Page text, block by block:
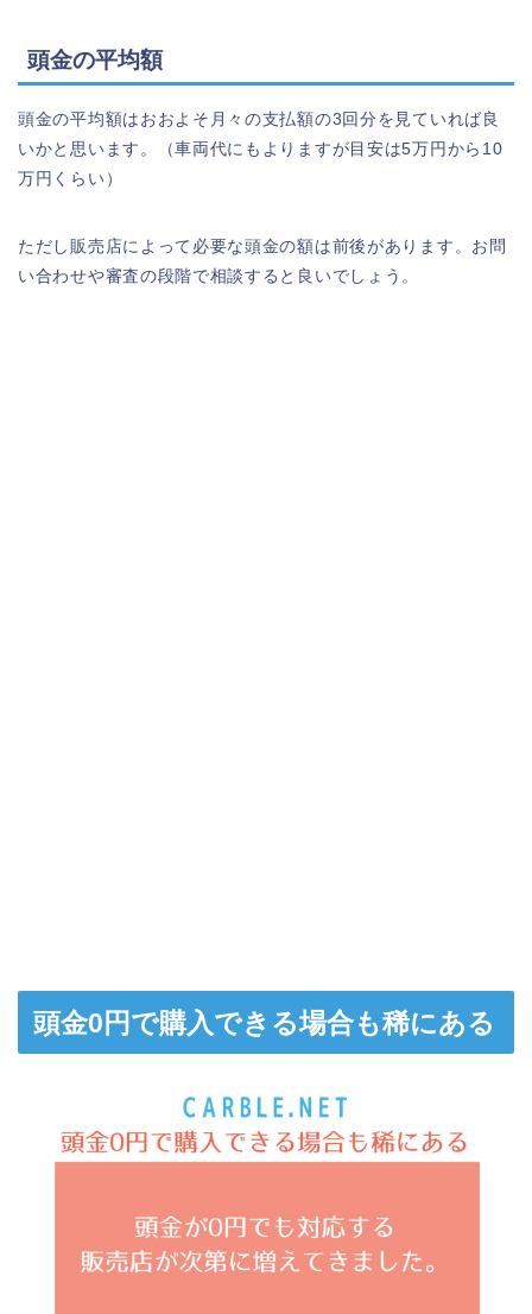
頭金の平均額
頭金の平均額はおおよそ月々の支払額の3回分を見ていれば良
いかと思います。（車両代にもよりますが目安は5万円から10
万円くらい）
ただし販売店によって必要な頭金の額は前後があります。お問
い合わせや審査の段階で相談すると良いでしょう。
頭金0円で購入できる場合も稀にある